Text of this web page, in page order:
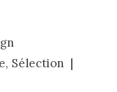
, Sélection